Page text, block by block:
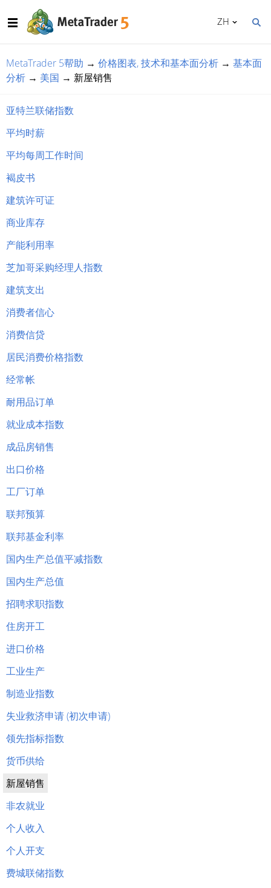
ZH
MetaTrader 5帮助 → 价格图表, 技术和基本面分析 → 基本面
分析 → 美国 → 新屋销售
亚特兰联储指数
平均时薪
平均每周工作时间
褐皮书
建筑许可证
商业库存
产能利用率
芝加哥采购经理人指数
建筑支出
消费者信心
消费信贷
居民消费价格指数
经常帐
耐用品订单
就业成本指数
成品房销售
出口价格
工厂订单
联邦预算
联邦基金利率
国内生产总值平减指数
国内生产总值
招聘求职指数
住房开工
进口价格
工业生产
制造业指数
失业救济申请 (初次申请)
领先指标指数
货币供给
新屋销售
非农就业
个人收入
个人开支
费城联储指数